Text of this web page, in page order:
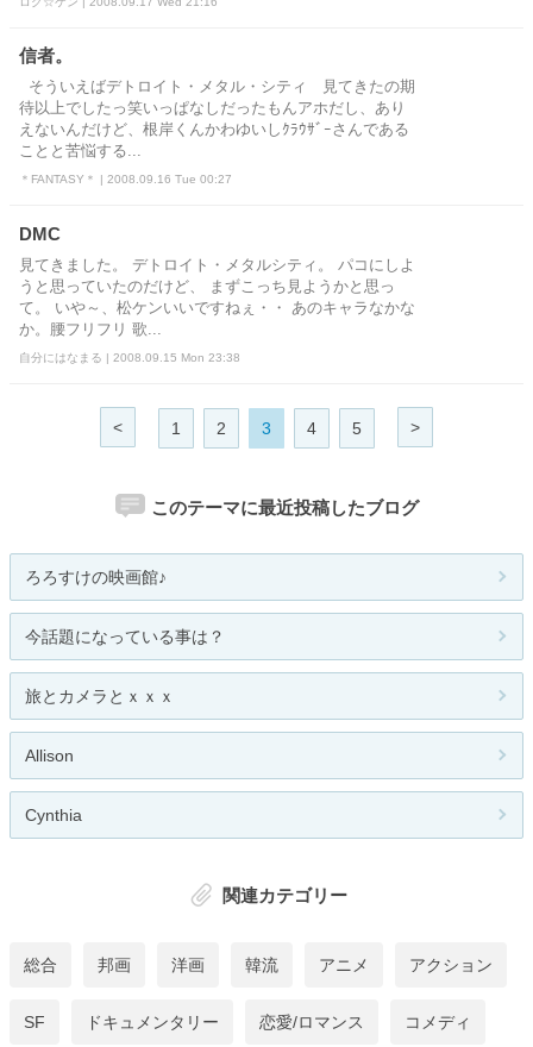
信者。
そういえばデトロイト・メタル・シティ 見てきたの期
待以上でしたっ笑いっぱなしだったもんアホだし、あり
えないんだけど、根岸くんかわゆいしｸﾗｳｻﾞｰさんである
ことと苦悩する...
＊FANTASY＊ | 2008.09.16 Tue 00:27
DMC
見てきました。 デトロイト・メタルシティ。 パコにしよ
うと思っていたのだけど、 まずこっち見ようかと思っ
て。 いや～、松ケンいいですねぇ・・ あのキャラなかな
か。腰フリフリ 歌...
自分にはなまる | 2008.09.15 Mon 23:38
< 1 2 3 4 5 >
このテーマに最近投稿したブログ
ろろすけの映画館♪
今話題になっている事は？
旅とカメラとｘｘｘ
Allison
Cynthia
関連カテゴリー
総合 邦画 洋画 韓流 アニメ アクション
SF ドキュメンタリー 恋愛/ロマンス コメディ